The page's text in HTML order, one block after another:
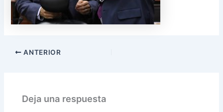
ANTERIOR
Deja una respuesta